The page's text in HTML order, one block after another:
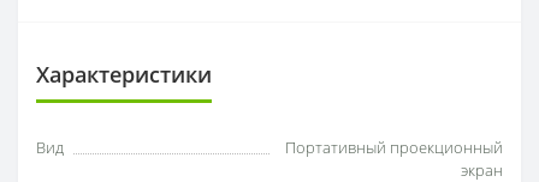
Характеристики
Вид
Портативный проекционный
экран